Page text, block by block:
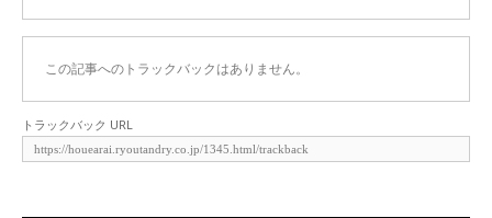
この記事へのトラックバックはありません。
トラックバック URL